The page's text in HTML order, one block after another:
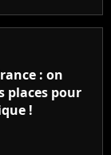
: on
places pour
!